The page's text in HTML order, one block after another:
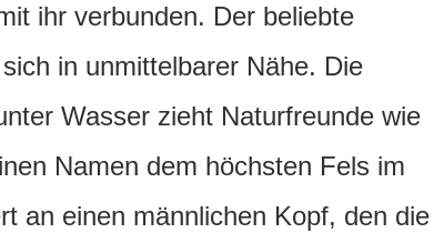
ihr verbunden. Der beliebte
in unmittelbarer Nähe. Die
Wasser zieht Naturfreunde wie
Namen dem höchsten Fels im
an einen männlichen Kopf, den die